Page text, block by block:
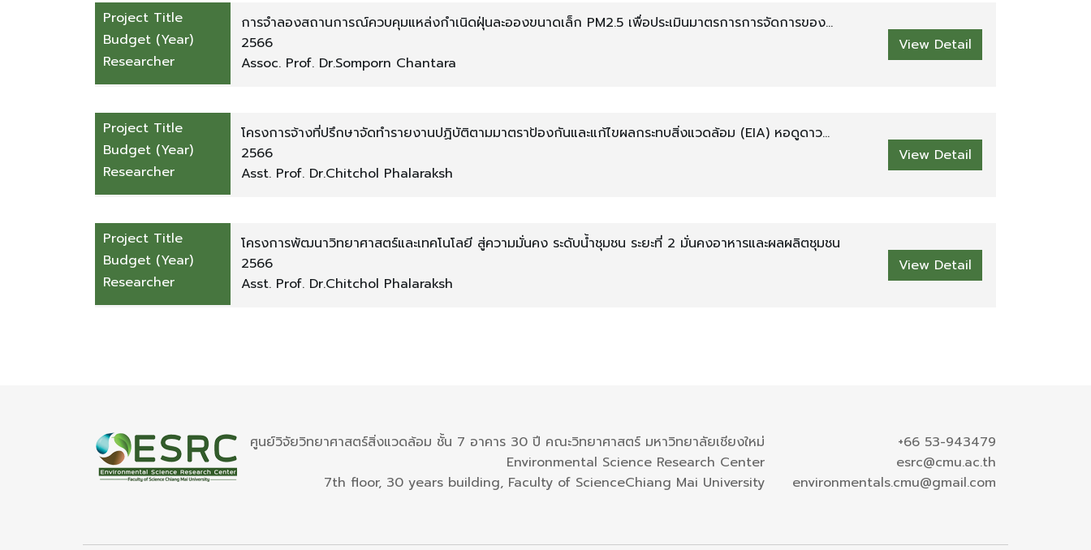
Project Title
Budget (Year)
Researcher
การจำลองสถานการณ์ควบคุมแหล่งกำเนิดฝุ่นละอองขนาดเล็ก PM2.5 เพื่อประเมินมาตรการการจัดการของ
จังหวัดเชียงใหม่
2566
Assoc. Prof. Dr.Somporn Chantara
View Detail
Project Title
Budget (Year)
Researcher
โครงการจ้างที่ปรึกษาจัดทำรายงานปฏิบัติตามมาตราป้องกันและแก้ไขผลกระทบสิ่งแวดล้อม (EIA) หอดูดาว
เฉลิมพระเกียรติ 7 พระชนมพรรษา จังหวัดเชียงใหม่ ประจำปี พ.ศ. 2566
2566
Asst. Prof. Dr.Chitchol Phalaraksh
View Detail
Project Title
Budget (Year)
Researcher
โครงการพัฒนาวิทยาศาสตร์และเทคโนโลยี สู่ความมั่นคง ระดับน้ำชุมชน ระยะที่ 2 มั่นคงอาหารและผลผลิตชุมชน
2566
Asst. Prof. Dr.Chitchol Phalaraksh
View Detail
ศูนย์วิจัยวิทยาศาสตร์สิ่งแวดล้อม ชั้น 7 อาคาร 30 ปี คณะวิทยาศาสตร์ มหาวิทยาลัยเชียงใหม่
Environmental Science Research Center
7th floor, 30 years building, Faculty of ScienceChiang Mai University
+66 53-943479
esrc@cmu.ac.th
environmentals.cmu@gmail.com